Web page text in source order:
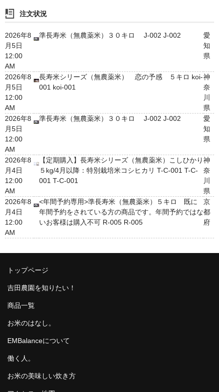
注文状況
2026年8
月5日
12:00
AM
準長寿米（無農薬米）３０キロ J-002 J-002
愛
知
県
2026年8
月5日
12:00
AM
長寿米シリーズ（無農薬米） 恋の予感 ５キロ koi-
001 koi-001
神
奈
川
県
2026年8
月5日
12:00
AM
準長寿米（無農薬米）３０キロ J-002 J-002
愛
知
県
2026年8
月4日
12:00
AM
【定期購入】長寿米シリーズ（無農薬米）こしひかり
５kg/4月以降：特別栽培米コシヒカリ T-C-001 T-C-
001 T-C-001
神
奈
川
県
2026年8
月4日
12:00
AM
<年間予約専用>準長寿米（無農薬米）５キロ 既に
年間予約をされている方の商品です。年間予約ではな
いお客様は購入不可 R-005 R-005
京
都
府
トップページ
吉田農園を知りたい！
商品一覧
お米のはなし。
EMBalanceについて
働く人。
お米の美味しい炊き方